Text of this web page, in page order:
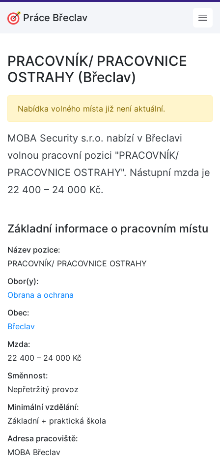
Práce Břeclav
PRACOVNÍK/ PRACOVNICE
OSTRAHY (Břeclav)
Nabídka volného místa již není aktuální.
MOBA Security s.r.o. nabízí v Břeclavi
volnou pracovní pozici "PRACOVNÍK/
PRACOVNICE OSTRAHY". Nástupní mzda je
22 400 – 24 000 Kč.
Základní informace o pracovním místu
Název pozice:
PRACOVNÍK/ PRACOVNICE OSTRAHY
Obor(y):
Obrana a ochrana
Obec:
Břeclav
Mzda:
22 400 – 24 000 Kč
Směnnost:
Nepřetržitý provoz
Minimální vzdělání:
Základní + praktická škola
Adresa pracoviště:
MOBA Břeclav